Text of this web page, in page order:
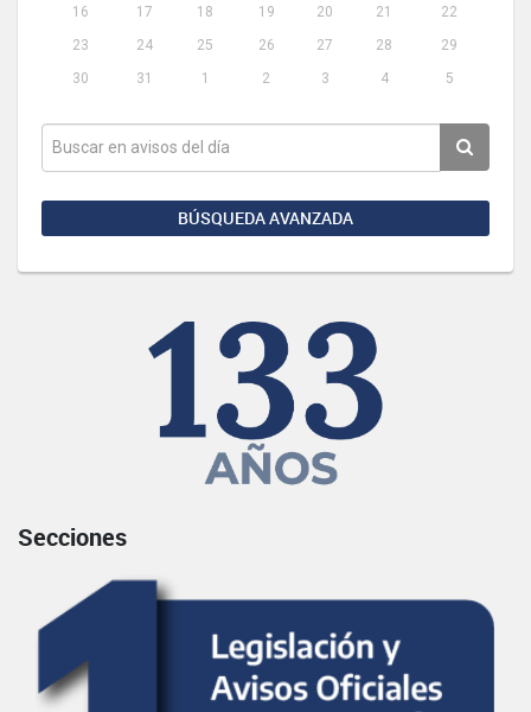
16
17 18 19 20 21
22
23
24 25 26 27 28
29
30
31 1 2 3 4 5
BÚSQUEDA AVANZADA
Secciones